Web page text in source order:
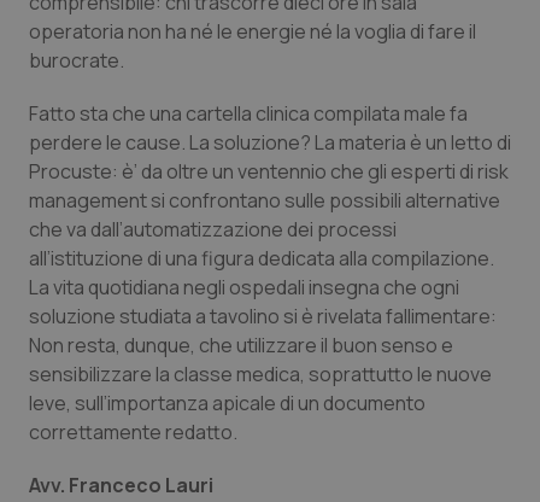
Veneto
Oncoematologia
Psoriasi & pelle
Quotidiano Cardiologia
Quotidiano Chirurgia
Quotidiano Oncologia
Quotidiano Pediatria
operatoria non ha né le energie né la voglia di fare il
burocrate.
Fatto sta che una cartella clinica compilata male fa
perdere le cause. La soluzione? La materia è un letto di
Procuste: è’ da oltre un ventennio che gli esperti di risk
management si confrontano sulle possibili alternative
che va dall’automatizzazione dei processi
all’istituzione di una figura dedicata alla compilazione.
La vita quotidiana negli ospedali insegna che ogni
soluzione studiata a tavolino si è rivelata fallimentare:
Non resta, dunque, che utilizzare il buon senso e
sensibilizzare la classe medica, soprattutto le nuove
leve, sull’importanza apicale di un documento
correttamente redatto.
Avv. Franceco Lauri